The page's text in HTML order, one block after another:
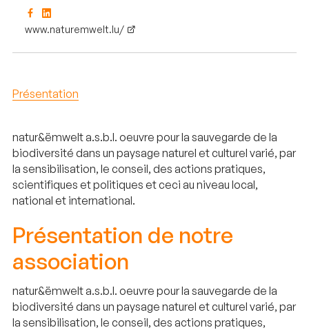
www.naturemwelt.lu/
Présentation
natur&ëmwelt a.s.b.l. oeuvre pour la sauvegarde de la
biodiversité dans un paysage naturel et culturel varié, par
la sensibilisation, le conseil, des actions pratiques,
scientifiques et politiques et ceci au niveau local,
national et international.
Présentation de notre
association
natur&ëmwelt a.s.b.l. oeuvre pour la sauvegarde de la
biodiversité dans un paysage naturel et culturel varié, par
la sensibilisation, le conseil, des actions pratiques,